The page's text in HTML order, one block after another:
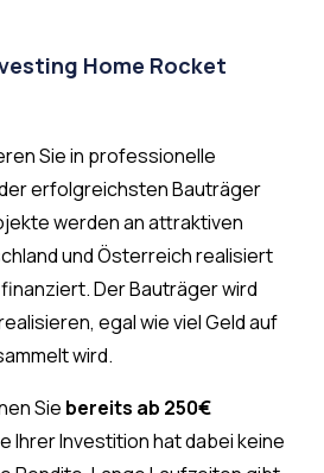
Sie in professionelle
erfolgreichsten Bauträger
werden an attraktiven
und Österreich realisiert
Der Bauträger wird
egal wie viel Geld auf
wird.
Sie bereits ab 250€
Ihrer Investition hat dabei keine